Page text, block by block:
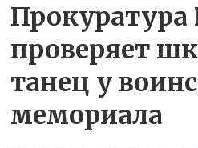
проверяет
танец у
мемориала